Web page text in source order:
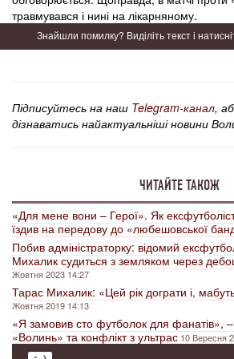
травмувався і нині на лікарняному.
Знайшли помилку? Виділіть текст і
Підписуйтесь на наш Telegram-канал,
дізнаватись найактуальніші новини
ЧИТАЙТЕ ТАКОЖ
«Для мене вони – Герої». Як
їздив на передову до «любешовської
Побив адміністраторку: відомий
Михалик судиться з земляком через
Жовтня 2023 14:27
Тарас Михалик: «Цей рік дограти і,
Жовтня 2019 14:13
«Я замовив сто футболок для фанатів»,
«Волинь» та конфлікт з ультрас 10 Вересня